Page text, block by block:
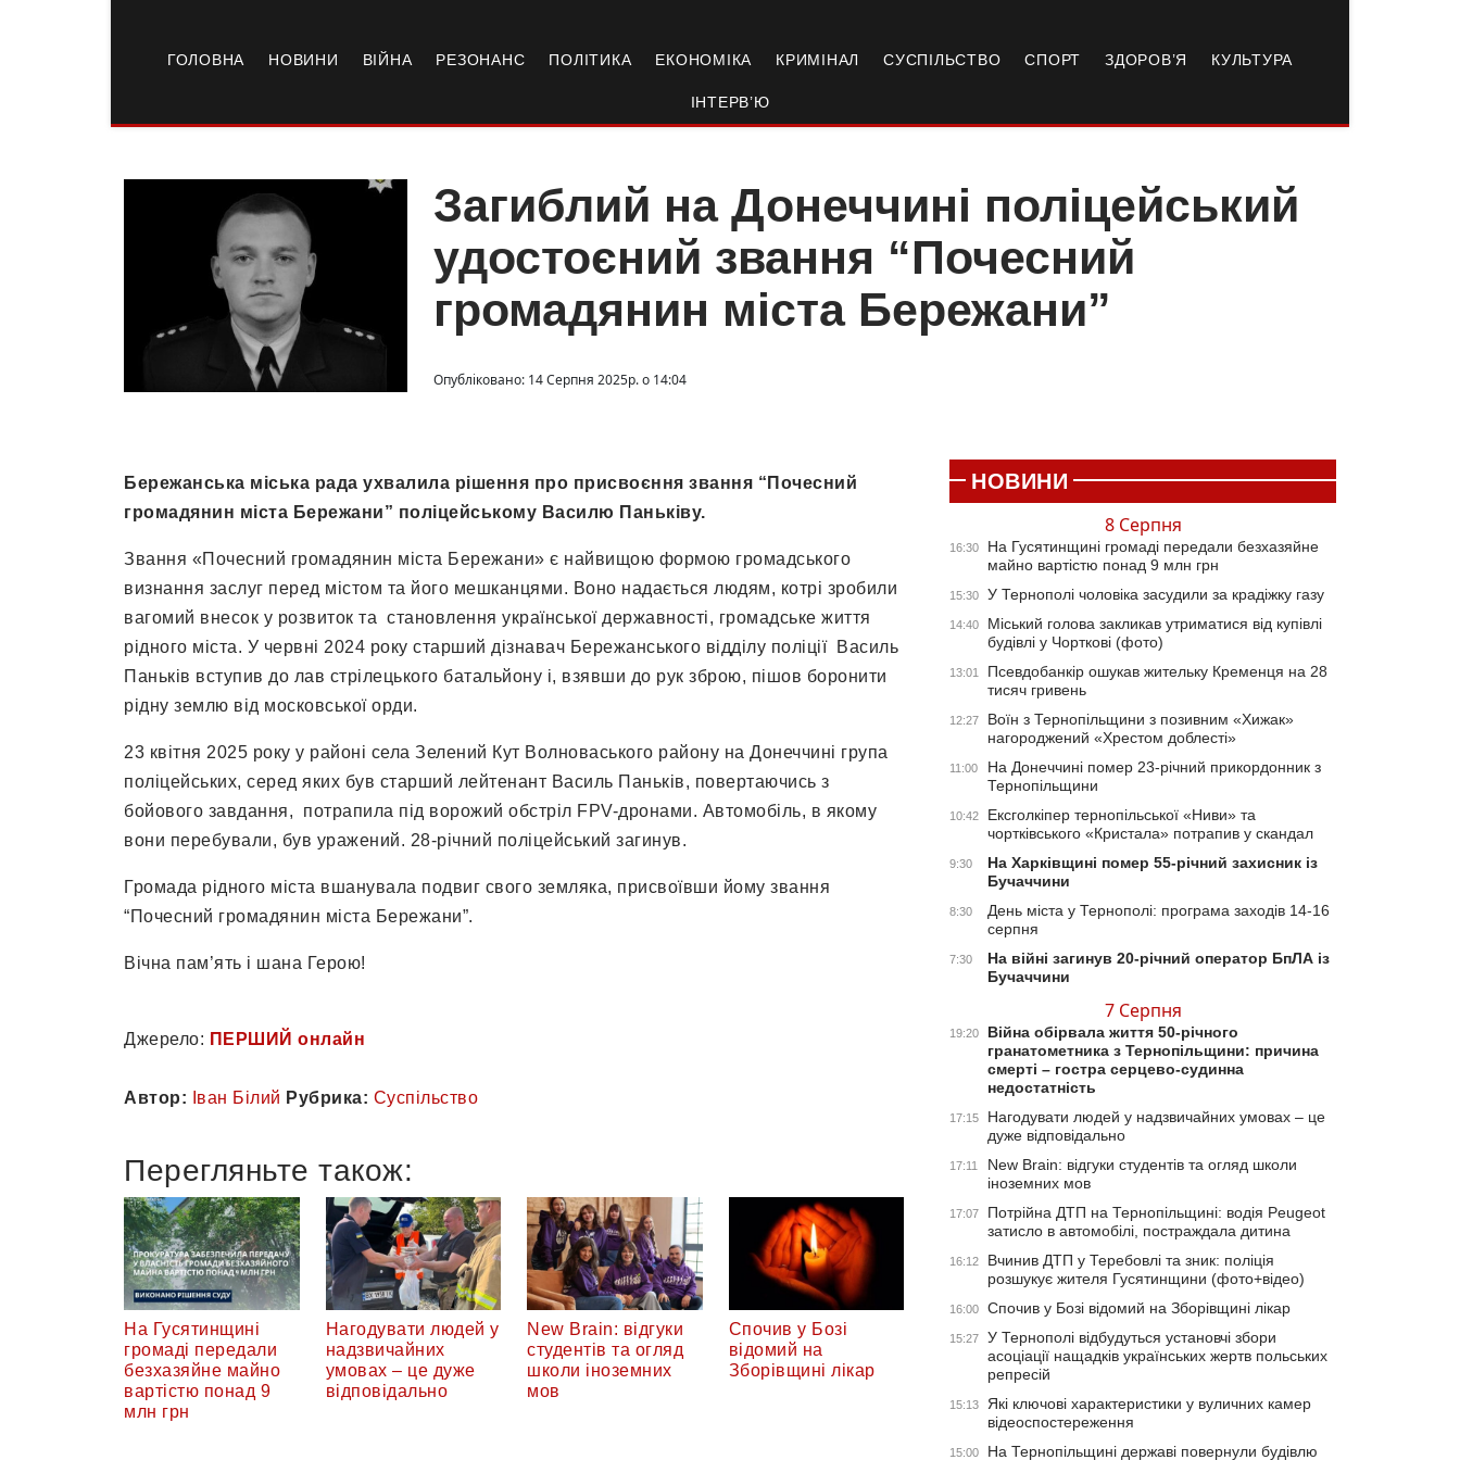
ГОЛОВНА НОВИНИ ВІЙНА РЕЗОНАНС ПОЛІТИКА ЕКОНОМІКА КРИМІНАЛ СУСПІЛЬСТВО СПОРТ ЗДОРОВ’Я КУЛЬТУРА
ІНТЕРВ’Ю
Загиблий на Донеччині поліцейський
удостоєний звання “Почесний
громадянин міста Бережани”
Опубліковано: 14 Серпня 2025р. о 14:04
Бережанська міська рада ухвалила рішення про присвоєння звання “Почесний
громадянин міста Бережани” поліцейському Василю Паньківу.
Звання «Почесний громадянин міста Бережани» є найвищою формою громадського
визнання заслуг перед містом та його мешканцями. Воно надається людям, котрі зробили
вагомий внесок у розвиток та становлення української державності, громадське життя
рідного міста. У червні 2024 року старший дізнавач Бережанського відділу поліції Василь
Паньків вступив до лав стрілецького батальйону і, взявши до рук зброю, пішов боронити
рідну землю від московської орди.
23 квітня 2025 року у районі села Зелений Кут Волноваського району на Донеччині група
поліцейських, серед яких був старший лейтенант Василь Паньків, повертаючись з
бойового завдання, потрапила під ворожий обстріл FPV-дронами. Автомобіль, в якому
вони перебували, був уражений. 28-річний поліцейський загинув.
Громада рідного міста вшанувала подвиг свого земляка, присвоївши йому звання
“Почесний громадянин міста Бережани”.
Вічна пам’ять і шана Герою!
Джерело: ПЕРШИЙ онлайн
Автор: Іван Білий Рубрика: Суспільство
Перегляньте також:
На Гусятинщині
громаді передали
безхазяйне майно
вартістю понад 9
млн грн
Нагодувати людей у
надзвичайних
умовах – це дуже
відповідально
New Brain: відгуки
студентів та огляд
школи іноземних
мов
Спочив у Бозі
відомий на
Зборівщині лікар
НОВИНИ
8 Серпня
16:30
На Гусятинщині громаді передали безхазяйне
майно вартістю понад 9 млн грн
15:30 У Тернополі чоловіка засудили за крадіжку газу
14:40
Міський голова закликав утриматися від купівлі
будівлі у Чорткові (фото)
13:01
Псевдобанкір ошукав жительку Кременця на 28
тисяч гривень
12:27
Воїн з Тернопільщини з позивним «Хижак»
нагороджений «Хрестом доблесті»
11:00
На Донеччині помер 23-річний прикордонник з
Тернопільщини
10:42
Ексголкіпер тернопільської «Ниви» та
чортківського «Кристала» потрапив у скандал
9:30
На Харківщині помер 55-річний захисник із
Бучаччини
8:30
День міста у Тернополі: програма заходів 14-16
серпня
7:30
На війні загинув 20-річний оператор БпЛА із
Бучаччини
7 Серпня
19:20
Війна обірвала життя 50-річного
гранатометника з Тернопільщини: причина
смерті – гостра серцево-судинна
недостатність
17:15
Нагодувати людей у надзвичайних умовах – це
дуже відповідально
17:11
New Brain: відгуки студентів та огляд школи
іноземних мов
17:07
Потрійна ДТП на Тернопільщині: водія Peugeot
затисло в автомобілі, постраждала дитина
16:12
Вчинив ДТП у Теребовлі та зник: поліція
розшукує жителя Гусятинщини (фото+відео)
16:00 Спочив у Бозі відомий на Зборівщині лікар
15:27
У Тернополі відбудуться установчі збори
асоціації нащадків українських жертв польських
репресій
15:13
Які ключові характеристики у вуличних камер
відеоспостереження
15:00
На Тернопільщині державі повернули будівлю